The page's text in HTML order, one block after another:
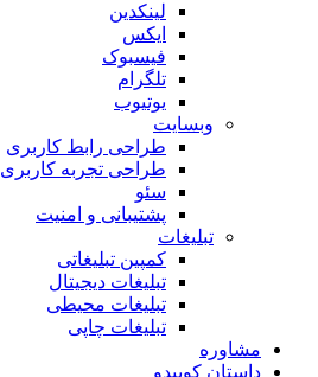
لینکدین
ایکس
فیسبوک
تلگرام
یوتیوب
وبسایت
طراحی رابط کاربری
طراحی تجربه کاربری
سئو
پشتیبانی و امنیت
تبلیغات
کمپین تبلیغاتی
تبلیغات دیجیتال
تبلیغات محیطی
تبلیغات چاپی
مشاوره
داستان کوپیدو